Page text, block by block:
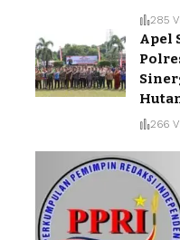
285
Apel
266